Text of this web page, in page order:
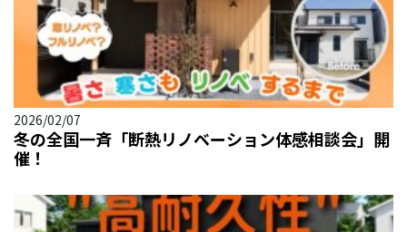
2026/02/07
冬の全国一斉「断熱リノベーション体感相談会」開
催！